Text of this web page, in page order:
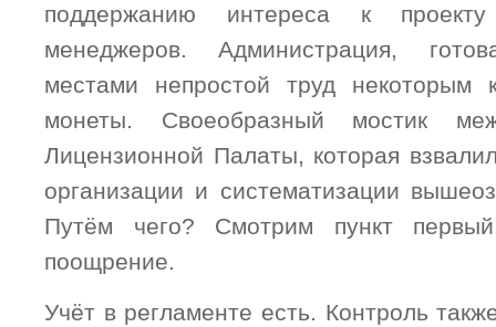
поддержанию интереса к
менеджеров. Администрация,
местами непростой труд некоторым
монеты. Своеобразный мостик
Лицензионной Палаты, которая
организации и систематизации
Путём чего? Смотрим пункт
поощрение.
Учёт в регламенте есть. Контроль